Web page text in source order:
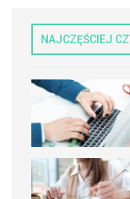
NAJCZĘŚCIEJ